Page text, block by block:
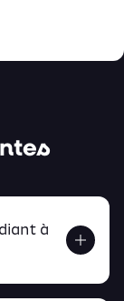
à